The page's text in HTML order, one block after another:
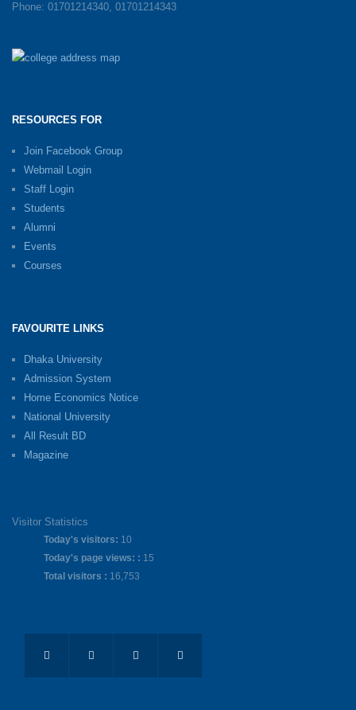
Phone: 01701214340, 01701214343
RESOURCES FOR
Join Facebook Group
Webmail Login
Staff Login
Students
Alumni
Events
Courses
FAVOURITE LINKS
Dhaka University
Admission System
Home Economics Notice
National University
All Result BD
Magazine
Visitor Statistics
Today's visitors: 10
Today's page views: : 15
Total visitors : 16,753